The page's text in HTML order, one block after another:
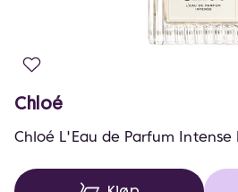
Chloé
Chloé L'Eau de Parfum Intense